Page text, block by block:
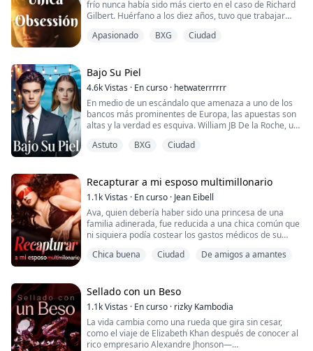
frío nunca había sido más cierto en el caso de Richard
Gilbert. Huérfano a los diez años, tuvo que trabajar
familia y para lograrlo—se acercó a la hija del enemigo
Meira perdió a su familia en una invasión a su hogar y
estuvo sola hasta que conoció a Richard, de quien...
Apasionado BXG Ciudad
Bajo Su Piel
4.6kVistas · En curso · hetwaterrrrrr
En medio de un escándalo que amenaza a uno de los
bancos más prominentes de Europa, las apuestas son
altas y la verdad es esquiva. William JB De la Roche, un
defensa legal. Con su alta estatura, ojos azules que
que puede desenredar la marañ...
Astuto BXG Ciudad
Recapturar a mi esposo multimillonario
1.1kVistas · En curso · Jean Eibell
Ava, quien debería haber sido una princesa de una
familia adinerada, fue reducida a una chica común que
ni siquiera podía costear los gastos médicos de su
nacer hace veinte años. Un contrato la ha atado por
para a su lado abiertamente y con ju...
Chica buena Ciudad De amigos a amantes
Sellado con un Beso
1.1kVistas · En curso · rizky Kambodia
La vida cambia como una rueda que gira sin cesar,
como el viaje de Elizabeth Khan después de conocer al
rico empresario Alexandre Jhonson—